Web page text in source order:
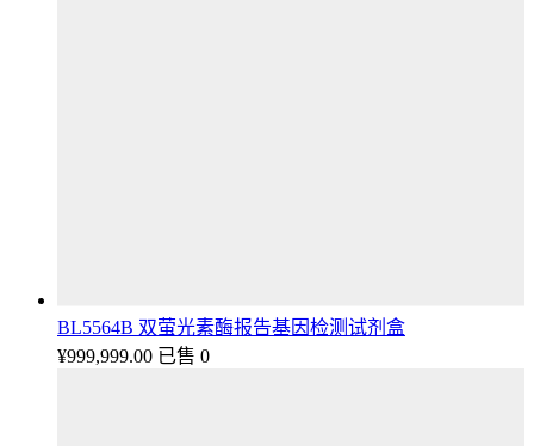
BL5564B 双萤光素酶报告基因检测试剂盒
¥999,999.00 已售 0